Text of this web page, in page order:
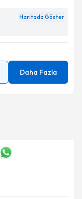
Haritada Göster
Daha Fazla